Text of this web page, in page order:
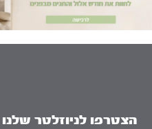
הצטרפו לניוזלטר שלנו